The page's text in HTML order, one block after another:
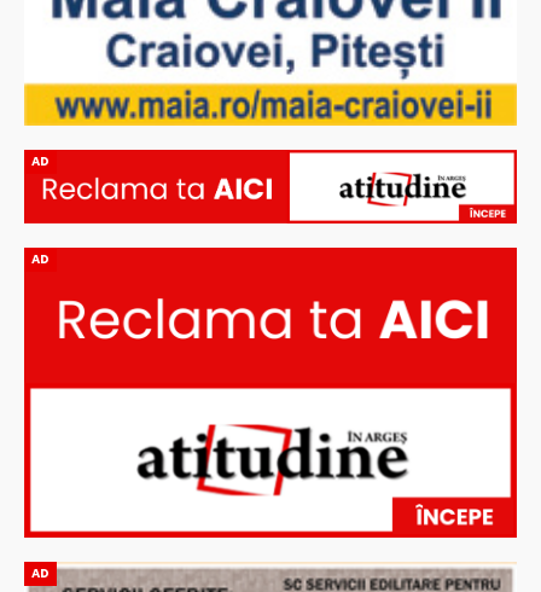
AD
AD
AD